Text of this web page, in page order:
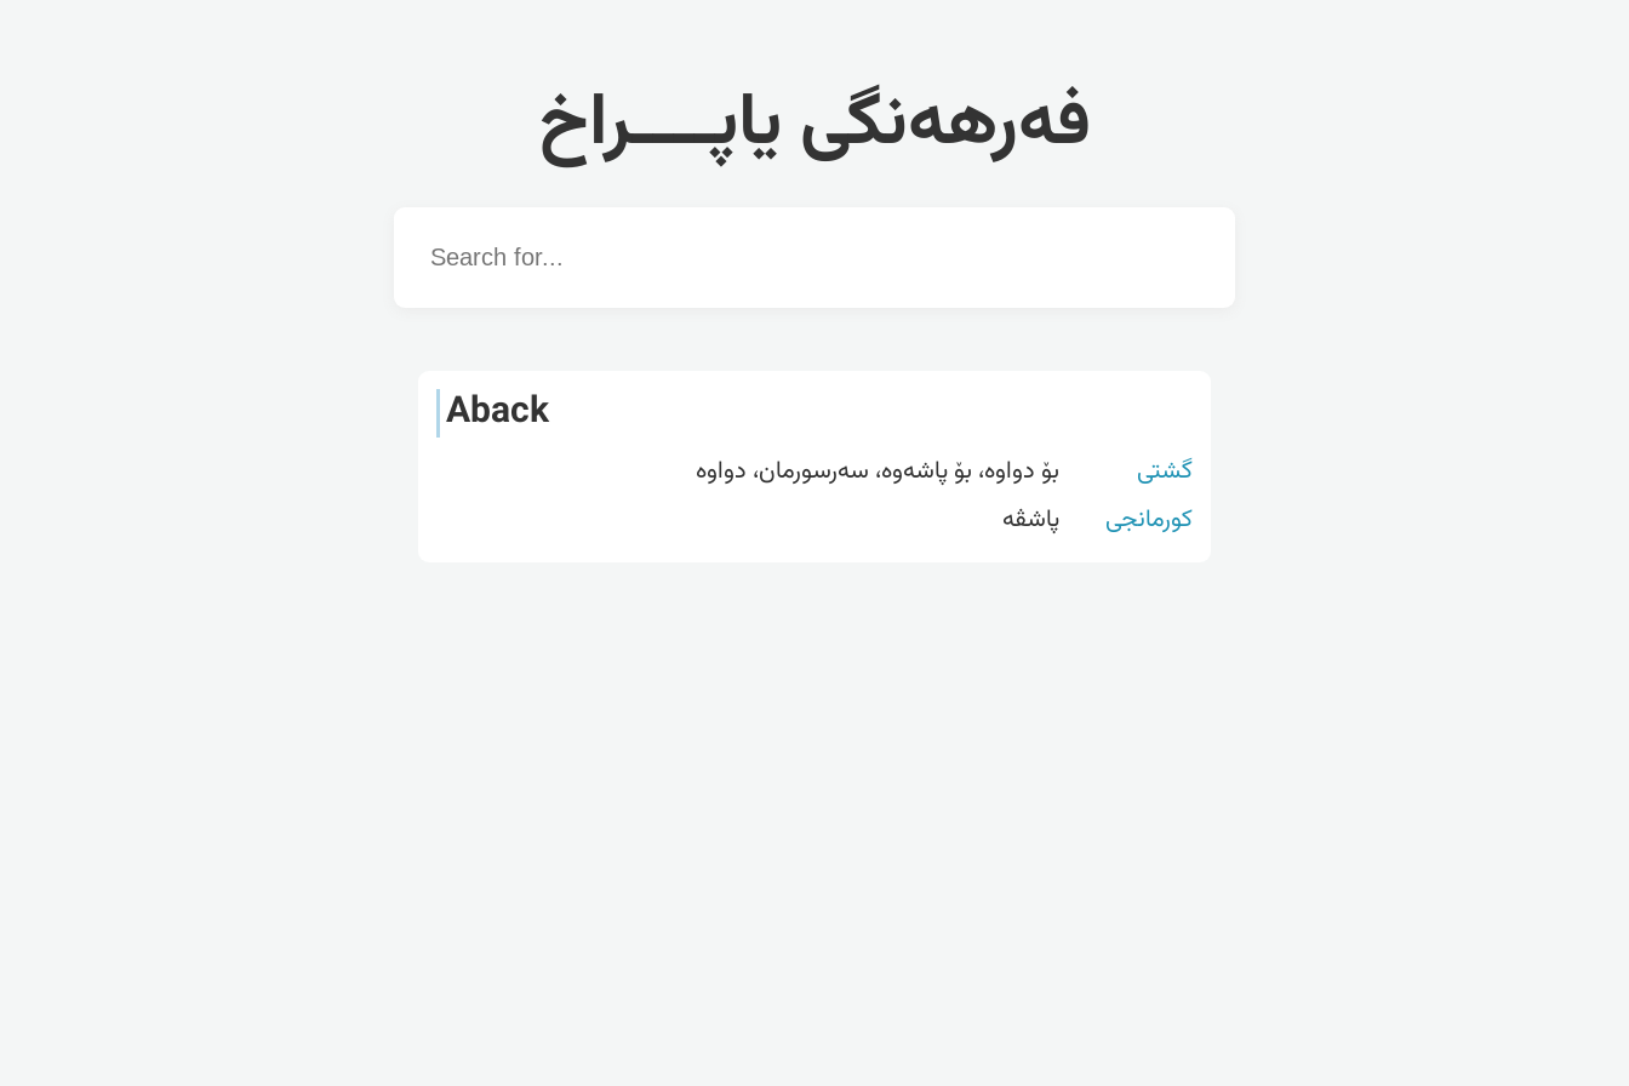
فەرهەنگی یاپــــراخ
Word
Aback
گشتی
بۆ دواوە، بۆ پاشەوە، سەرسورمان، دواوە
کورمانجی
پاشڤە